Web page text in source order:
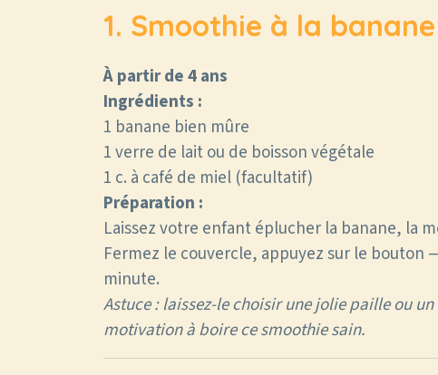
1. Smoothie à la
À partir de 4 ans
Ingrédients :
1 banane bien mûre
1 verre de lait ou de boisson végétale
1 c. à café de miel (facultatif)
Préparation :
Laissez votre enfant éplucher la banane, la
Fermez le couvercle, appuyez sur le bouton
minute.
Astuce : laissez-le choisir une jolie paille ou
motivation à boire ce smoothie sain.